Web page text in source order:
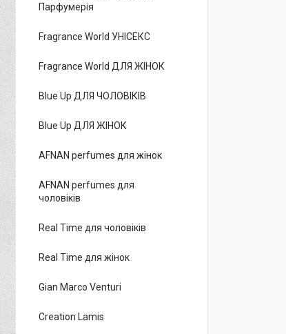
Парфумерія
Fragrance World УНІСЕКС
Fragrance World ДЛЯ ЖІНОК
Blue Up ДЛЯ ЧОЛОВІКІВ
Blue Up ДЛЯ ЖІНОК
AFNAN perfumes для жінок
AFNAN perfumes для
чоловіків
Real Time для чоловіків
Real Time для жінок
Gian Marco Venturi
Creation Lamis